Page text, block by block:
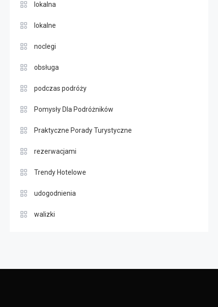
lokalna
lokalne
noclegi
obsługa
podczas podróży
Pomysły Dla Podróżników
Praktyczne Porady Turystyczne
rezerwacjami
Trendy Hotelowe
udogodnienia
walizki